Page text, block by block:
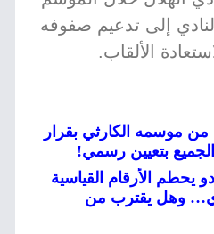
إلى تدعيم صفوفه
الألقاب.
من موسمه الكارثي بقرار
بتعيين رسمي!
يحطم الأرقام القياسية
وهل يقترب من